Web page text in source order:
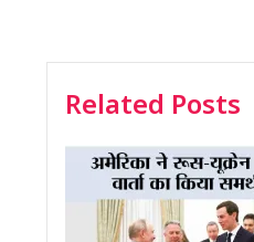
Related Posts